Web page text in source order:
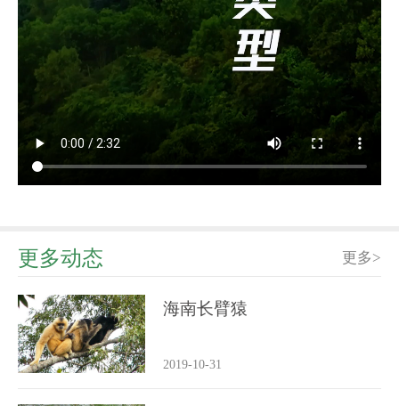
更多动态 更多>
海南长臂猿
2019-10-31